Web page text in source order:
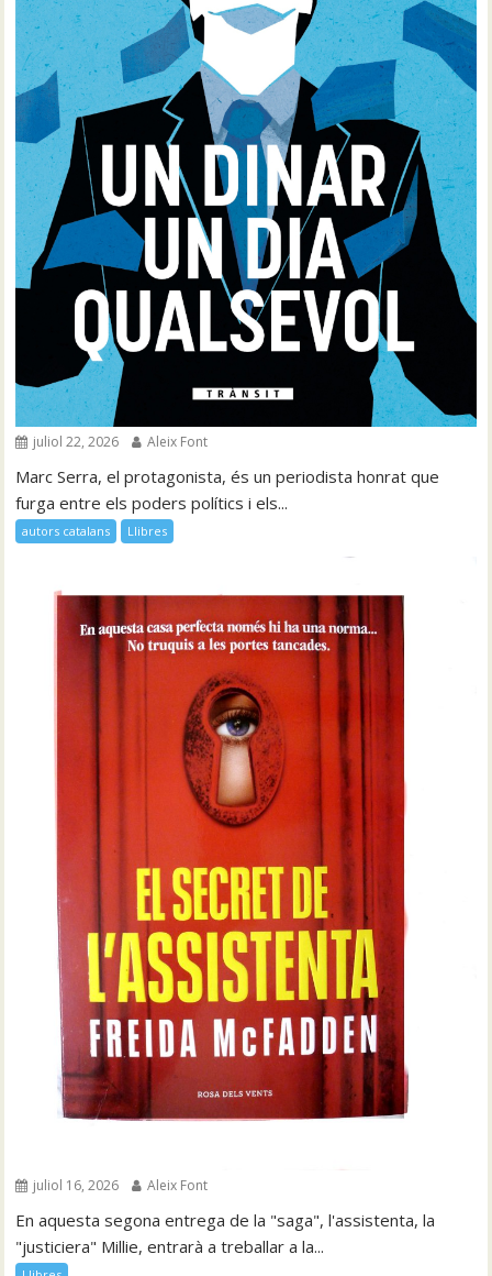
juliol 22, 2026 Aleix Font
Marc Serra, el protagonista, és un periodista honrat que
furga entre els poders polítics i els...
autors catalans Llibres
juliol 16, 2026 Aleix Font
En aquesta segona entrega de la "saga", l'assistenta, la
"justiciera" Millie, entrarà a treballar a la...